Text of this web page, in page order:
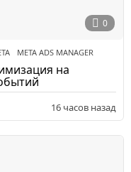
0
,META ADS MANAGER
на
16 часов назад